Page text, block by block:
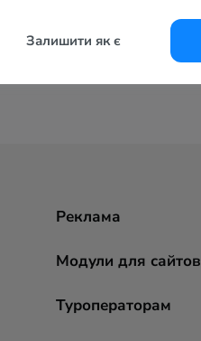
Залишити як є
Реклама
Модули для сайтов
Туроператорам